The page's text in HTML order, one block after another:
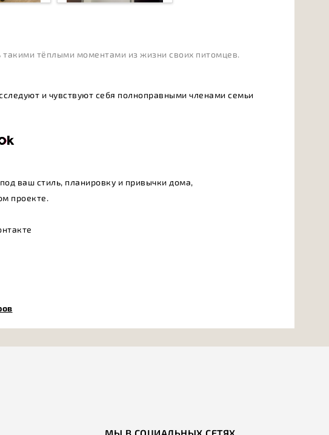
такими тёплыми моментами из жизни своих питомцев.
и чувствуют себя полноправными членами семьи
ваш стиль, планировку и привычки дома,
проекте.